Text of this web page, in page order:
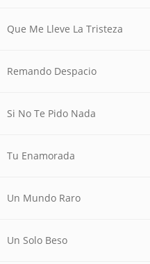
Que Me Lleve La Tristeza
Remando Despacio
Si No Te Pido Nada
Tu Enamorada
Un Mundo Raro
Un Solo Beso